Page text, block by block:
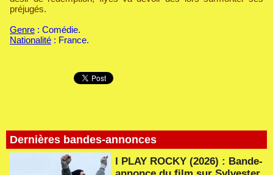
Dernières bandes-annonces
I PLAY ROCKY (2026) : Bande-
préjugés.
Genre : Comédie.
Nationalité : France.